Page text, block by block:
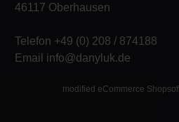
46117 Oberhausen
Telefon +49 (0) 208 / 874188
Email info@danyluk.de
modified eCommerce